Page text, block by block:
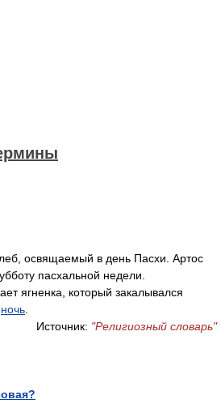
освящаемый в день Пасхи. Артос
пасхальной недели.
ягненка, который закалывался
ночь
Источник: "Религиозный словарь"